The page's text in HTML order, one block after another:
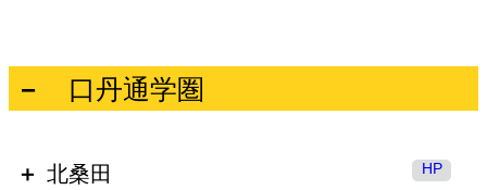
東舞鶴高等学校
口丹通学圏
北桑田 HP